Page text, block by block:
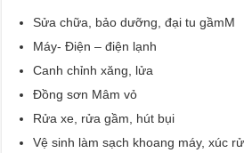
Sửa chữa, bảo dưỡng, đại tu gầmM
Máy- Điện – điện lạnh
Canh chỉnh xăng, lửa
Đồng sơn Mâm vỏ
Rửa xe, rửa gầm, hút bụi
Vệ sinh làm sạch khoang máy, xúc